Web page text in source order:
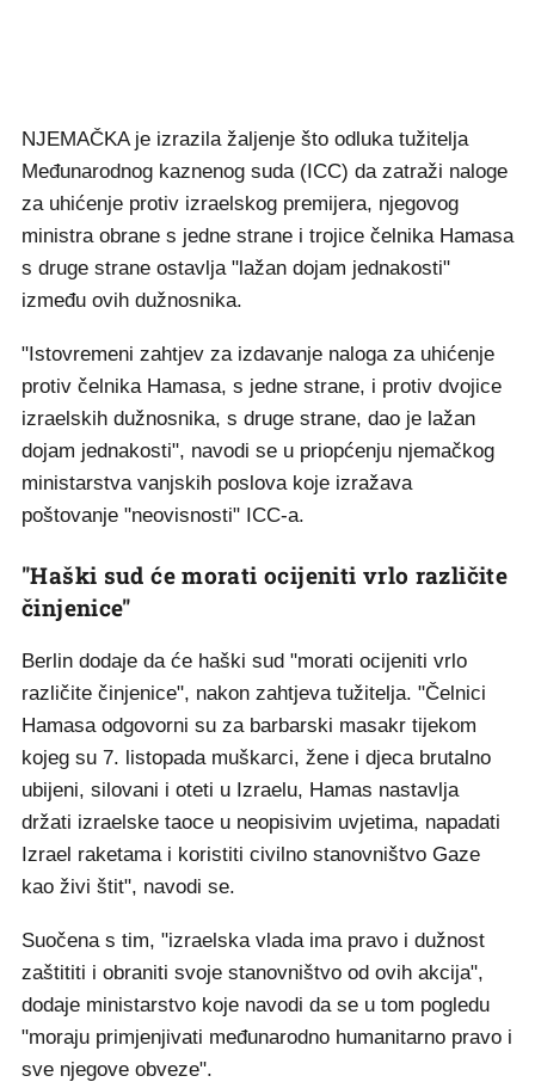
NJEMAČKA je izrazila žaljenje što odluka tužitelja
Međunarodnog kaznenog suda (ICC) da zatraži naloge
za uhićenje protiv izraelskog premijera, njegovog
ministra obrane s jedne strane i trojice čelnika Hamasa
s druge strane ostavlja "lažan dojam jednakosti"
između ovih dužnosnika.
"Istovremeni zahtjev za izdavanje naloga za uhićenje
protiv čelnika Hamasa, s jedne strane, i protiv dvojice
izraelskih dužnosnika, s druge strane, dao je lažan
dojam jednakosti", navodi se u priopćenju njemačkog
ministarstva vanjskih poslova koje izražava
poštovanje "neovisnosti" ICC-a.
"Haški sud će morati ocijeniti vrlo različite
činjenice"
Berlin dodaje da će haški sud "morati ocijeniti vrlo
različite činjenice", nakon zahtjeva tužitelja. "Čelnici
Hamasa odgovorni su za barbarski masakr tijekom
kojeg su 7. listopada muškarci, žene i djeca brutalno
ubijeni, silovani i oteti u Izraelu, Hamas nastavlja
držati izraelske taoce u neopisivim uvjetima, napadati
Izrael raketama i koristiti civilno stanovništvo Gaze
kao živi štit", navodi se.
Suočena s tim, "izraelska vlada ima pravo i dužnost
zaštititi i obraniti svoje stanovništvo od ovih akcija",
dodaje ministarstvo koje navodi da se u tom pogledu
"moraju primjenjivati ​​međunarodno humanitarno pravo i
sve njegove obveze".